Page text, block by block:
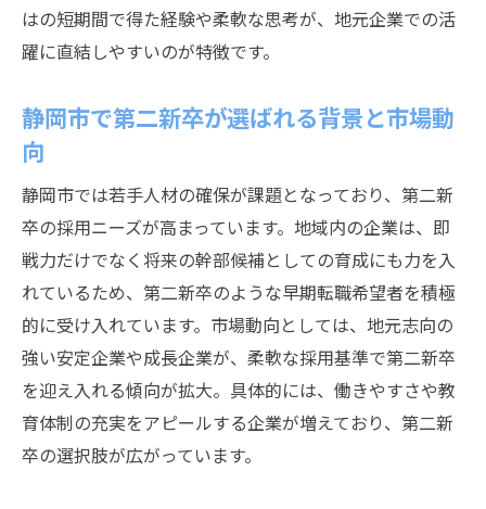
静岡市で第二新卒が成長できる職場環境と
は
方法
第二新卒が地元企業を選ぶ際の判断基準
静岡市企業で第二新卒が重視すべきポイン
ト
第二新卒に合った地元企業の特徴を知ろう
静岡市で第二新卒が安定を得るための選択
地元企業の魅力と第二新卒で得られるメリ
ット
第二新卒が静岡市で企業選びに失敗しない
はの短期間で得た経験や柔軟な思考が、地元企業での活
躍に直結しやすいのが特徴です。
静岡市で第二新卒が選ばれる背景と市場動
向
静岡市では若手人材の確保が課題となっており、第二新
卒の採用ニーズが高まっています。地域内の企業は、即
戦力だけでなく将来の幹部候補としての育成にも力を入
れているため、第二新卒のような早期転職希望者を積極
的に受け入れています。市場動向としては、地元志向の
強い安定企業や成長企業が、柔軟な採用基準で第二新卒
を迎え入れる傾向が拡大。具体的には、働きやすさや教
育体制の充実をアピールする企業が増えており、第二新
卒の選択肢が広がっています。